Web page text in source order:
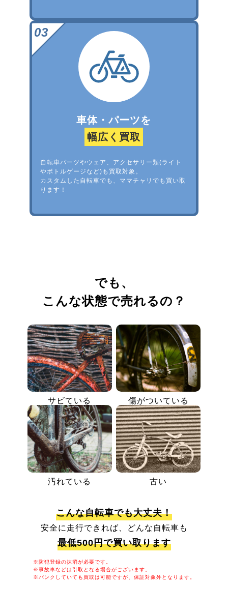
車体・パーツを
幅広く買取
自転車パーツやウェア、アクセサリー類(ライト
やボトルゲージなど)も買取対象。
カスタムした自転車でも、ママチャリでも買い取
ります！
でも、
こんな状態で売れるの？
サビている 傷がついている
汚れている 古い
こんな自転車でも大丈夫！
安全に走行できれば、どんな自転車も
最低500円で買い取ります
※防犯登録の抹消が必要です。
※事故車などは引取となる場合がございます。
※パンクしていても買取は可能ですが、保証対象外となります。